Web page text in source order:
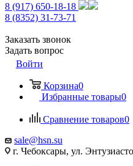
8 (917) 650-18-18
8 (8352) 31-73-71
Заказать звонок
Задать вопрос
Войти
Корзина0
Избранные товары0
Сравнение товаров0
sale@hsn.su
г. Чебоксары, ул.